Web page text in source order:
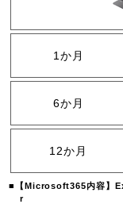
1か月
6か月
12か月
【Microsoft365内容
r